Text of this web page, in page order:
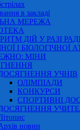
в закладі
МЕРЕЖА
ДІЙ У РАЗІ
І БІОЛОГІЧНОЇ
МІНИ
УЧНІВ
ОЛІМПІАДИ
КОНКУРСИ
СПОРТИВНІ
новин